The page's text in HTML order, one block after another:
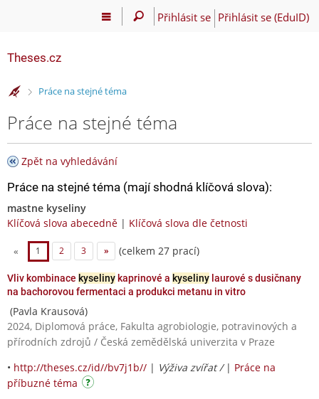
Přihlásit se Přihlásit se (EduID)
Theses.cz
>Práce na stejné téma
Práce na stejné téma
Zpět na vyhledávání
Práce na stejné téma (mají shodná klíčová slova):
mastne kyseliny
Klíčová slova abecedně | Klíčová slova dle četnosti
« 1 2 3 » (celkem 27 prací)
Vliv kombinace kyseliny kaprinové a kyseliny laurové s dusičnany
na bachorovou fermentaci a produkci metanu in vitro
(Pavla Krausová)
2024, Diplomová práce, Fakulta agrobiologie, potravinových a
přírodních zdrojů / Česká zemědělská univerzita v Praze
• http://theses.cz/id//bv7j1b// | Výživa zvířat / | Práce na
příbuzné téma